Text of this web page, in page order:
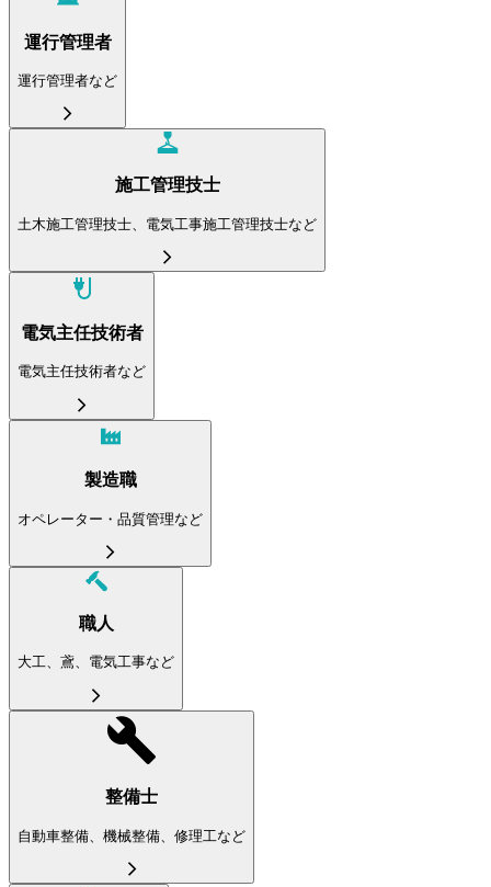
運行管理者
運行管理者など
施工管理技士
土木施工管理技士、電気工事施工管理技士など
電気主任技術者
電気主任技術者など
製造職
オペレーター・品質管理など
職人
大工、鳶、電気工事など
整備士
自動車整備、機械整備、修理工など